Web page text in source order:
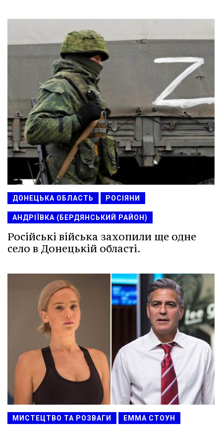
ДОНЕЦЬКА ОБЛАСТЬ РОСІЯНИ
АНДРІЇВКА (БЕРДЯНСЬКИЙ РАЙОН)
Російські війська захопили ще одне
село в Донецькій області.
МИСТЕЦТВО ТА РОЗВАГИ ЕММА СТОУН